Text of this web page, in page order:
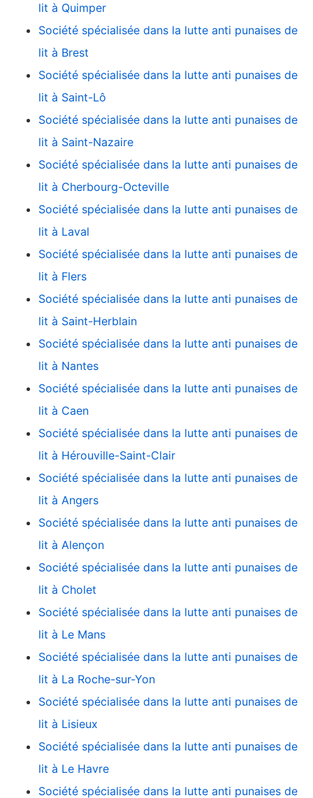
lit à Quimper
Société spécialisée dans la lutte anti punaises de
lit à Brest
Société spécialisée dans la lutte anti punaises de
lit à Saint-Lô
Société spécialisée dans la lutte anti punaises de
lit à Saint-Nazaire
Société spécialisée dans la lutte anti punaises de
lit à Cherbourg-Octeville
Société spécialisée dans la lutte anti punaises de
lit à Laval
Société spécialisée dans la lutte anti punaises de
lit à Flers
Société spécialisée dans la lutte anti punaises de
lit à Saint-Herblain
Société spécialisée dans la lutte anti punaises de
lit à Nantes
Société spécialisée dans la lutte anti punaises de
lit à Caen
Société spécialisée dans la lutte anti punaises de
lit à Hérouville-Saint-Clair
Société spécialisée dans la lutte anti punaises de
lit à Angers
Société spécialisée dans la lutte anti punaises de
lit à Alençon
Société spécialisée dans la lutte anti punaises de
lit à Cholet
Société spécialisée dans la lutte anti punaises de
lit à Le Mans
Société spécialisée dans la lutte anti punaises de
lit à La Roche-sur-Yon
Société spécialisée dans la lutte anti punaises de
lit à Lisieux
Société spécialisée dans la lutte anti punaises de
lit à Le Havre
Société spécialisée dans la lutte anti punaises de